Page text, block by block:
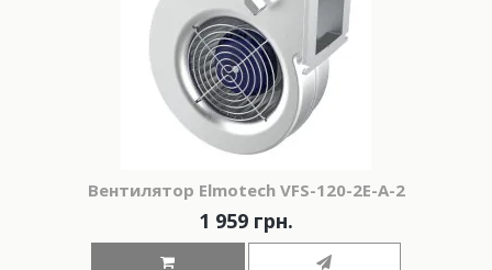
Вeнтилятор Elmotech VFS-120-2E-A-2
1 959 грн.